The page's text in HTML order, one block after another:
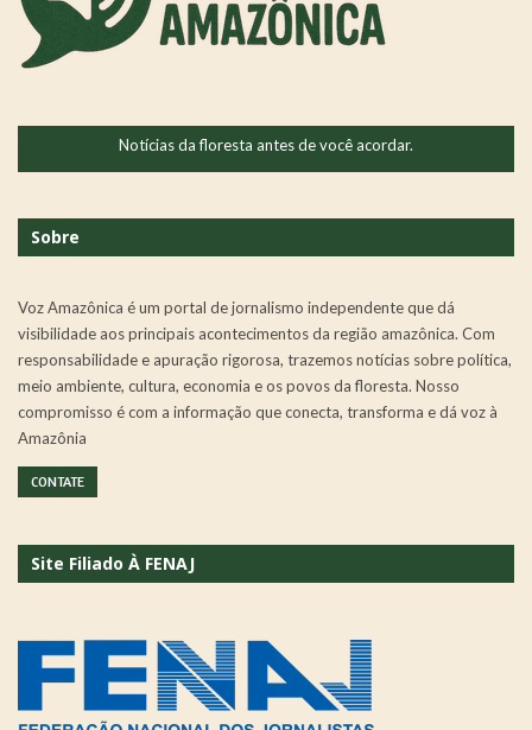
Notícias da floresta antes de você acordar.
Sobre
Voz Amazônica é um portal de jornalismo independente que dá
visibilidade aos principais acontecimentos da região amazônica. Com
responsabilidade e apuração rigorosa, trazemos notícias sobre política,
meio ambiente, cultura, economia e os povos da floresta. Nosso
compromisso é com a informação que conecta, transforma e dá voz à
Amazônia
CONTATE
Site Filiado À FENAJ